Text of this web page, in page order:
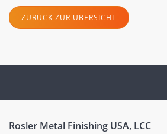
ZURÜCK ZUR ÜBERSICHT
Rosler Metal Finishing USA, LCC